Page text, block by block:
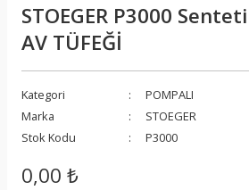
STOEGER P3000
AV TÜFEĞİ
Kategori
POMPALI
Marka
STOEGER
Stok Kodu
P3000
0,00 ₺